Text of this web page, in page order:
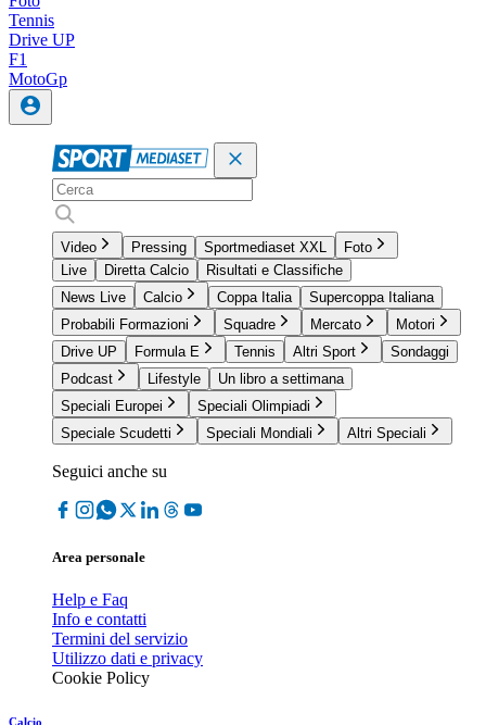
Tennis
Drive UP
F1
MotoGp
Video Pressing Sportmediaset XXL
Foto
Live
Diretta Calcio
Risultati e Classifiche
News Live
Calcio Coppa Italia
Supercoppa Italiana
Probabili Formazioni
Squadre Mercato
Motori
Drive UP
Formula E Tennis Altri Sport
Sondaggi
Podcast
Lifestyle
Un libro a settimana
Speciali Europei
Speciali Olimpiadi
Speciale Scudetti
Speciali Mondiali Altri Speciali
Seguici anche su
Area personale
Help e Faq
Info e contatti
Termini del servizio
Utilizzo dati e privacy
Cookie Policy
Calcio